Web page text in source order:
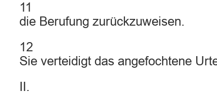
11
die Berufung zurückzuweisen.
12
Sie verteidigt das angefochtene
II.